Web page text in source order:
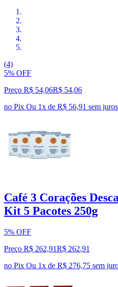
(4)
5% OFF
Preço R$ 54,06R$ 54,06
no Pix Ou 1x de R$ 56,91 sem juros
Café 3 Corações
Kit 5 Pacotes 250g
5% OFF
Preço R$ 262,91R$ 262,91
no Pix Ou 1x de R$ 276,75 sem